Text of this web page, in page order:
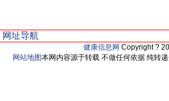
网址导航
健康信息网 Copyright ?
网站地图本网内容源于转载 不做任何依据 纯转